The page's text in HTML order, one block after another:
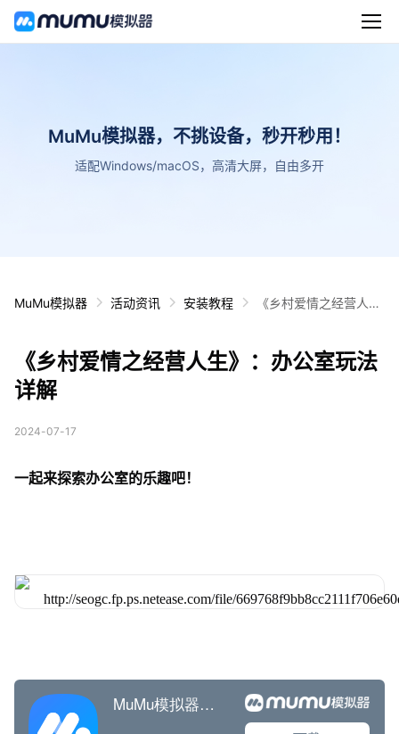
MuMu模拟器，不挑设备，秒开秒用！
适配Windows/macOS，高清大屏，自由多开
MuMu模拟器 活动资讯 安装教程
《乡村爱情之经营人
《乡村爱情之经营人生》：办公室玩法
详解
2024-07-17
一起来探索办公室的乐趣吧！